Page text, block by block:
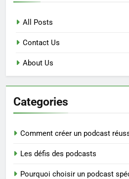
All Posts
Contact Us
About Us
Categories
Comment créer un podcast
Les défis des podcasts
Pourquoi choisir un podcast